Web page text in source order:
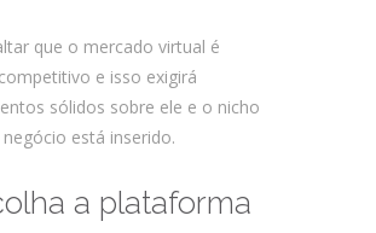
que o mercado virtual é
e isso exigirá
sólidos sobre ele e o nicho
está inserido.
a plataforma